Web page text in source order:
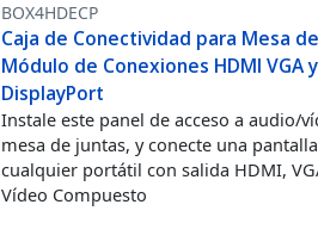
BOX4HDECP
Caja de Conectividad para Mesa
Módulo de Conexiones HDMI VGA
DisplayPort
Instale este panel de acceso a audio/
mesa de juntas, y conecte una
cualquier portátil con salida HDMI,
Vídeo Compuesto